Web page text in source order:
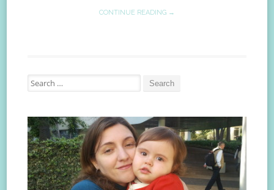
CONTINUE READING →
Search
for: